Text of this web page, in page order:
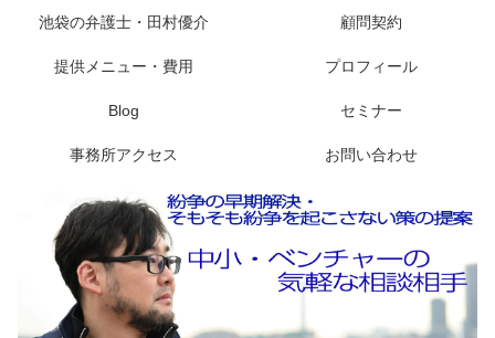
池袋の弁護士・田村優介 顧問契約
提供メニュー・費用 プロフィール
Blog セミナー
事務所アクセス お問い合わせ